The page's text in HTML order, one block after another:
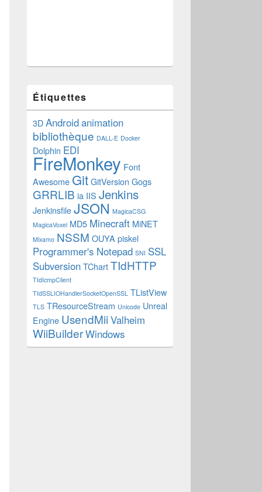
PASS);
>name);
Étiquettes
3DAndroidanimation
bibliothèque DALL-E Docker
Dolphin EDI
FireMonkey Font
Awesome GitGitVersion Gogs
GRRLIB ia IIS Jenkins
JenkinsfileJSON MagicaCSG
MagicaVoxel MD5 Minecraft MiNET
Mixamo NSSM OUYA piskel
Programmer's Notepad SNI SSL
SubversionTChartTIdHTTP
TIdIcmpClient
TIdSSLIOHandlerSocketOpenSSL TListView
TLS TResourceStream Unicode Unreal
Engine UsendMii Valheim
WiiBuilderWindows